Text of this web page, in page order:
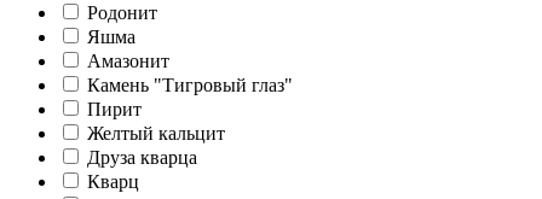
Родонит
Яшма
Амазонит
Камень "Тигровый глаз"
Пирит
Желтый кальцит
Друза кварца
Кварц